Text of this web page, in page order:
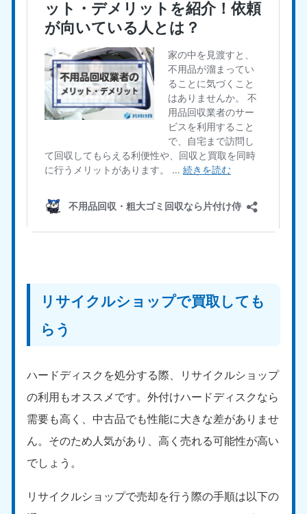
リサイクルショップで買取しても
らう
ハードディスクを処分する際、リサイクルショップ
の利用もオススメです。外付けハードディスクなら
需要も高く、中古品でも性能に大きな差がありませ
ん。そのため人気があり、高く売れる可能性が高い
でしょう。
リサイクルショップで売却を行う際の手順は以下の